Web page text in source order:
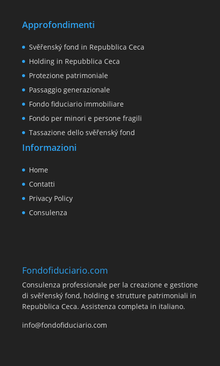
Approfondimenti
Svěřenský fond in Repubblica Ceca
Holding in Repubblica Ceca
Protezione patrimoniale
Passaggio generazionale
Fondo fiduciario immobiliare
Fondo per minori e persone fragili
Tassazione dello svěřenský fond
Informazioni
Home
Contatti
Privacy Policy
Consulenza
Fondofiduciario.com
Consulenza professionale per la creazione e gestione
di svěřenský fond, holding e strutture patrimoniali in
Repubblica Ceca. Assistenza completa in italiano.
info@fondofiduciario.com